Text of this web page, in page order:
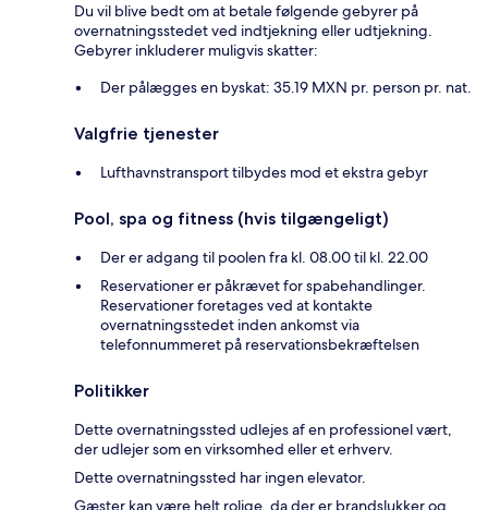
Du vil blive bedt om at betale følgende gebyrer på
overnatningsstedet ved indtjekning eller udtjekning.
Gebyrer inkluderer muligvis skatter:
Der pålægges en byskat: 35.19 MXN pr. person pr. nat.
Valgfrie tjenester
Lufthavnstransport tilbydes mod et ekstra gebyr
Pool, spa og fitness (hvis tilgængeligt)
Der er adgang til poolen fra kl. 08.00 til kl. 22.00
Reservationer er påkrævet for spabehandlinger.
Reservationer foretages ved at kontakte
overnatningsstedet inden ankomst via
telefonnummeret på reservationsbekræftelsen
Politikker
Dette overnatningssted udlejes af en professionel vært,
der udlejer som en virksomhed eller et erhverv.
Dette overnatningssted har ingen elevator.
Gæster kan være helt rolige, da der er brandslukker og